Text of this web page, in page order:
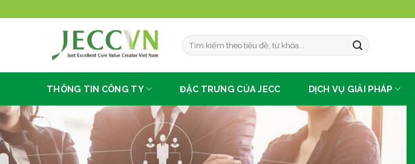
đến
THÔNG TIN CÔNG TY ĐẶC TRƯNG CỦA JECC DỊCH VỤ GIẢI PHÁP